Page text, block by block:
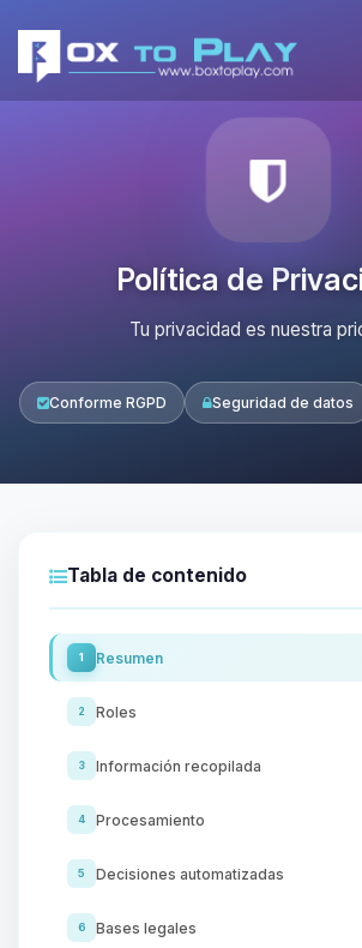
Política de
Tu privacidad es nuestra
Conforme RGPD Seguridad de datos
Tabla de contenido
1 Resumen
2 Roles
3 Información recopilada
4 Procesamiento
5 Decisiones automatizadas
6 Bases legales